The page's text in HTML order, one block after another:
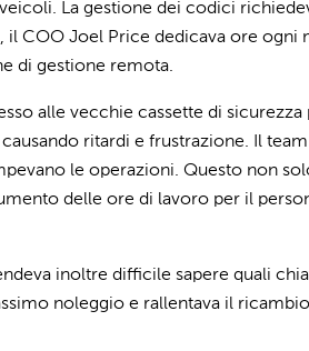
La gestione dei codici
il COO Joel Price dedicava ore
di gestione remota.
alle vecchie cassette di
ritardi e frustrazione. Il
le operazioni. Questo non
delle ore di lavoro per il
inoltre difficile sapere quali
noleggio e rallentava il